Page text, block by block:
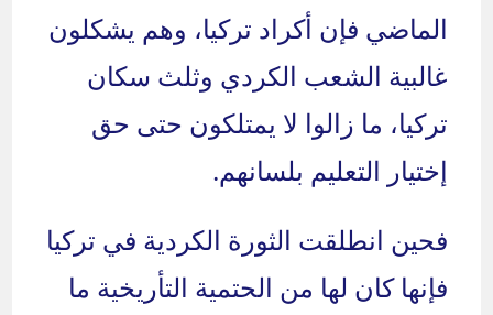
الماضي فإن أكراد تركيا، وهم يشكلون
غالبية الشعب الكردي وثلث سكان
تركيا، ما زالوا لا يمتلكون حتى حق
إختيار التعليم بلسانهم.
فحين انطلقت الثورة الكردية في تركيا
فإنها كان لها من الحتمية التأريخية ما